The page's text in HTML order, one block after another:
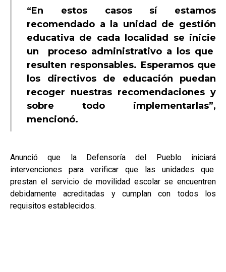
“En estos casos sí estamos
recomendado a la unidad de gestión
educativa de cada localidad se inicie
un proceso administrativo a los que
resulten responsables. Esperamos que
los directivos de educación puedan
recoger nuestras recomendaciones y
sobre todo implementarlas”,
mencionó.
Anunció que la Defensoría del Pueblo iniciará
intervenciones para verificar que las unidades que
prestan el servicio de movilidad escolar se encuentren
debidamente acreditadas y cumplan con todos los
requisitos establecidos.